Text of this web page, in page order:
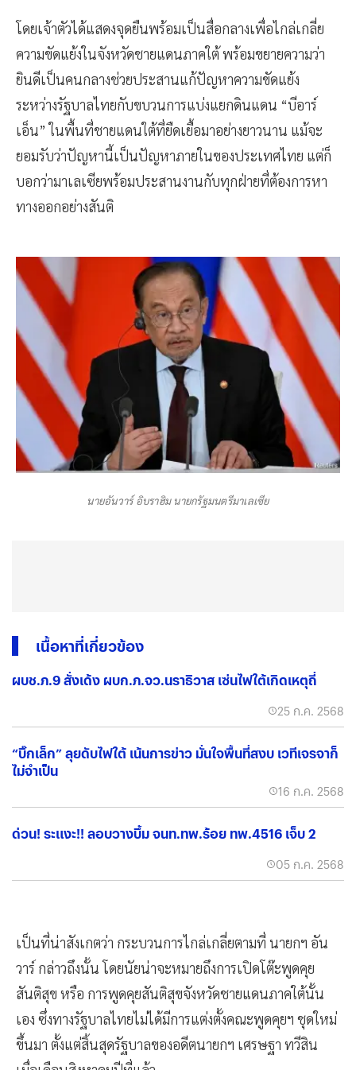
โดยเจ้าตัวได้แสดงจุดยืนพร้อมเป็นสื่อกลางเพื่อไกล่เกลี่ย
ความขัดแย้งในจังหวัดชายแดนภาคใต้ พร้อมขยายความว่า
ยินดีเป็นคนกลางช่วยประสานแก้ปัญหาความขัดแย้ง
ระหว่างรัฐบาลไทยกับขบวนการแบ่งแยกดินแดน “บีอาร์
เอ็น” ในพื้นที่ชายแดนใต้ที่ยืดเยื้อมาอย่างยาวนาน แม้จะ
ยอมรับว่าปัญหานี้เป็นปัญหาภายในของประเทศไทย แต่ก็
บอกว่ามาเลเซียพร้อมประสานงานกับทุกฝ่ายที่ต้องการหา
ทางออกอย่างสันติ
นายอันวาร์ อิบราฮิม นายกรัฐมนตรีมาเลเซีย
เนื้อหาที่เกี่ยวข้อง
ผบช.ภ.9 สั่งเด้ง ผบก.ภ.จว.นราธิวาส เซ่นไฟใต้เกิดเหตุถี่
25 ก.ค. 2568
“บิ๊กเล็ก” ลุยดับไฟใต้ เน้นการข่าว มั่นใจพื้นที่สงบ เวทีเจรจาก็
ไม่จำเป็น
16 ก.ค. 2568
ด่วน! ระแงะ!! ลอบวางบึ้ม จนท.ทพ.ร้อย ทพ.4516 เจ็บ 2
05 ก.ค. 2568
เป็นที่น่าสังเกตว่า กระบวนการไกล่เกลี่ยตามที่ นายกฯ อัน
วาร์ กล่าวถึงนั้น โดยนัยน่าจะหมายถึงการเปิดโต๊ะพูดคุย
สันติสุข หรือ การพูดคุยสันติสุขจังหวัดชายแดนภาคใต้นั้น
เอง ซึ่งทางรัฐบาลไทยไม่ได้มีการแต่งตั้งคณะพูดคุยฯ ชุดใหม่
ขึ้นมา ตั้งแต่สิ้นสุดรัฐบาลของอดีตนายกฯ เศรษฐา ทวีสิน